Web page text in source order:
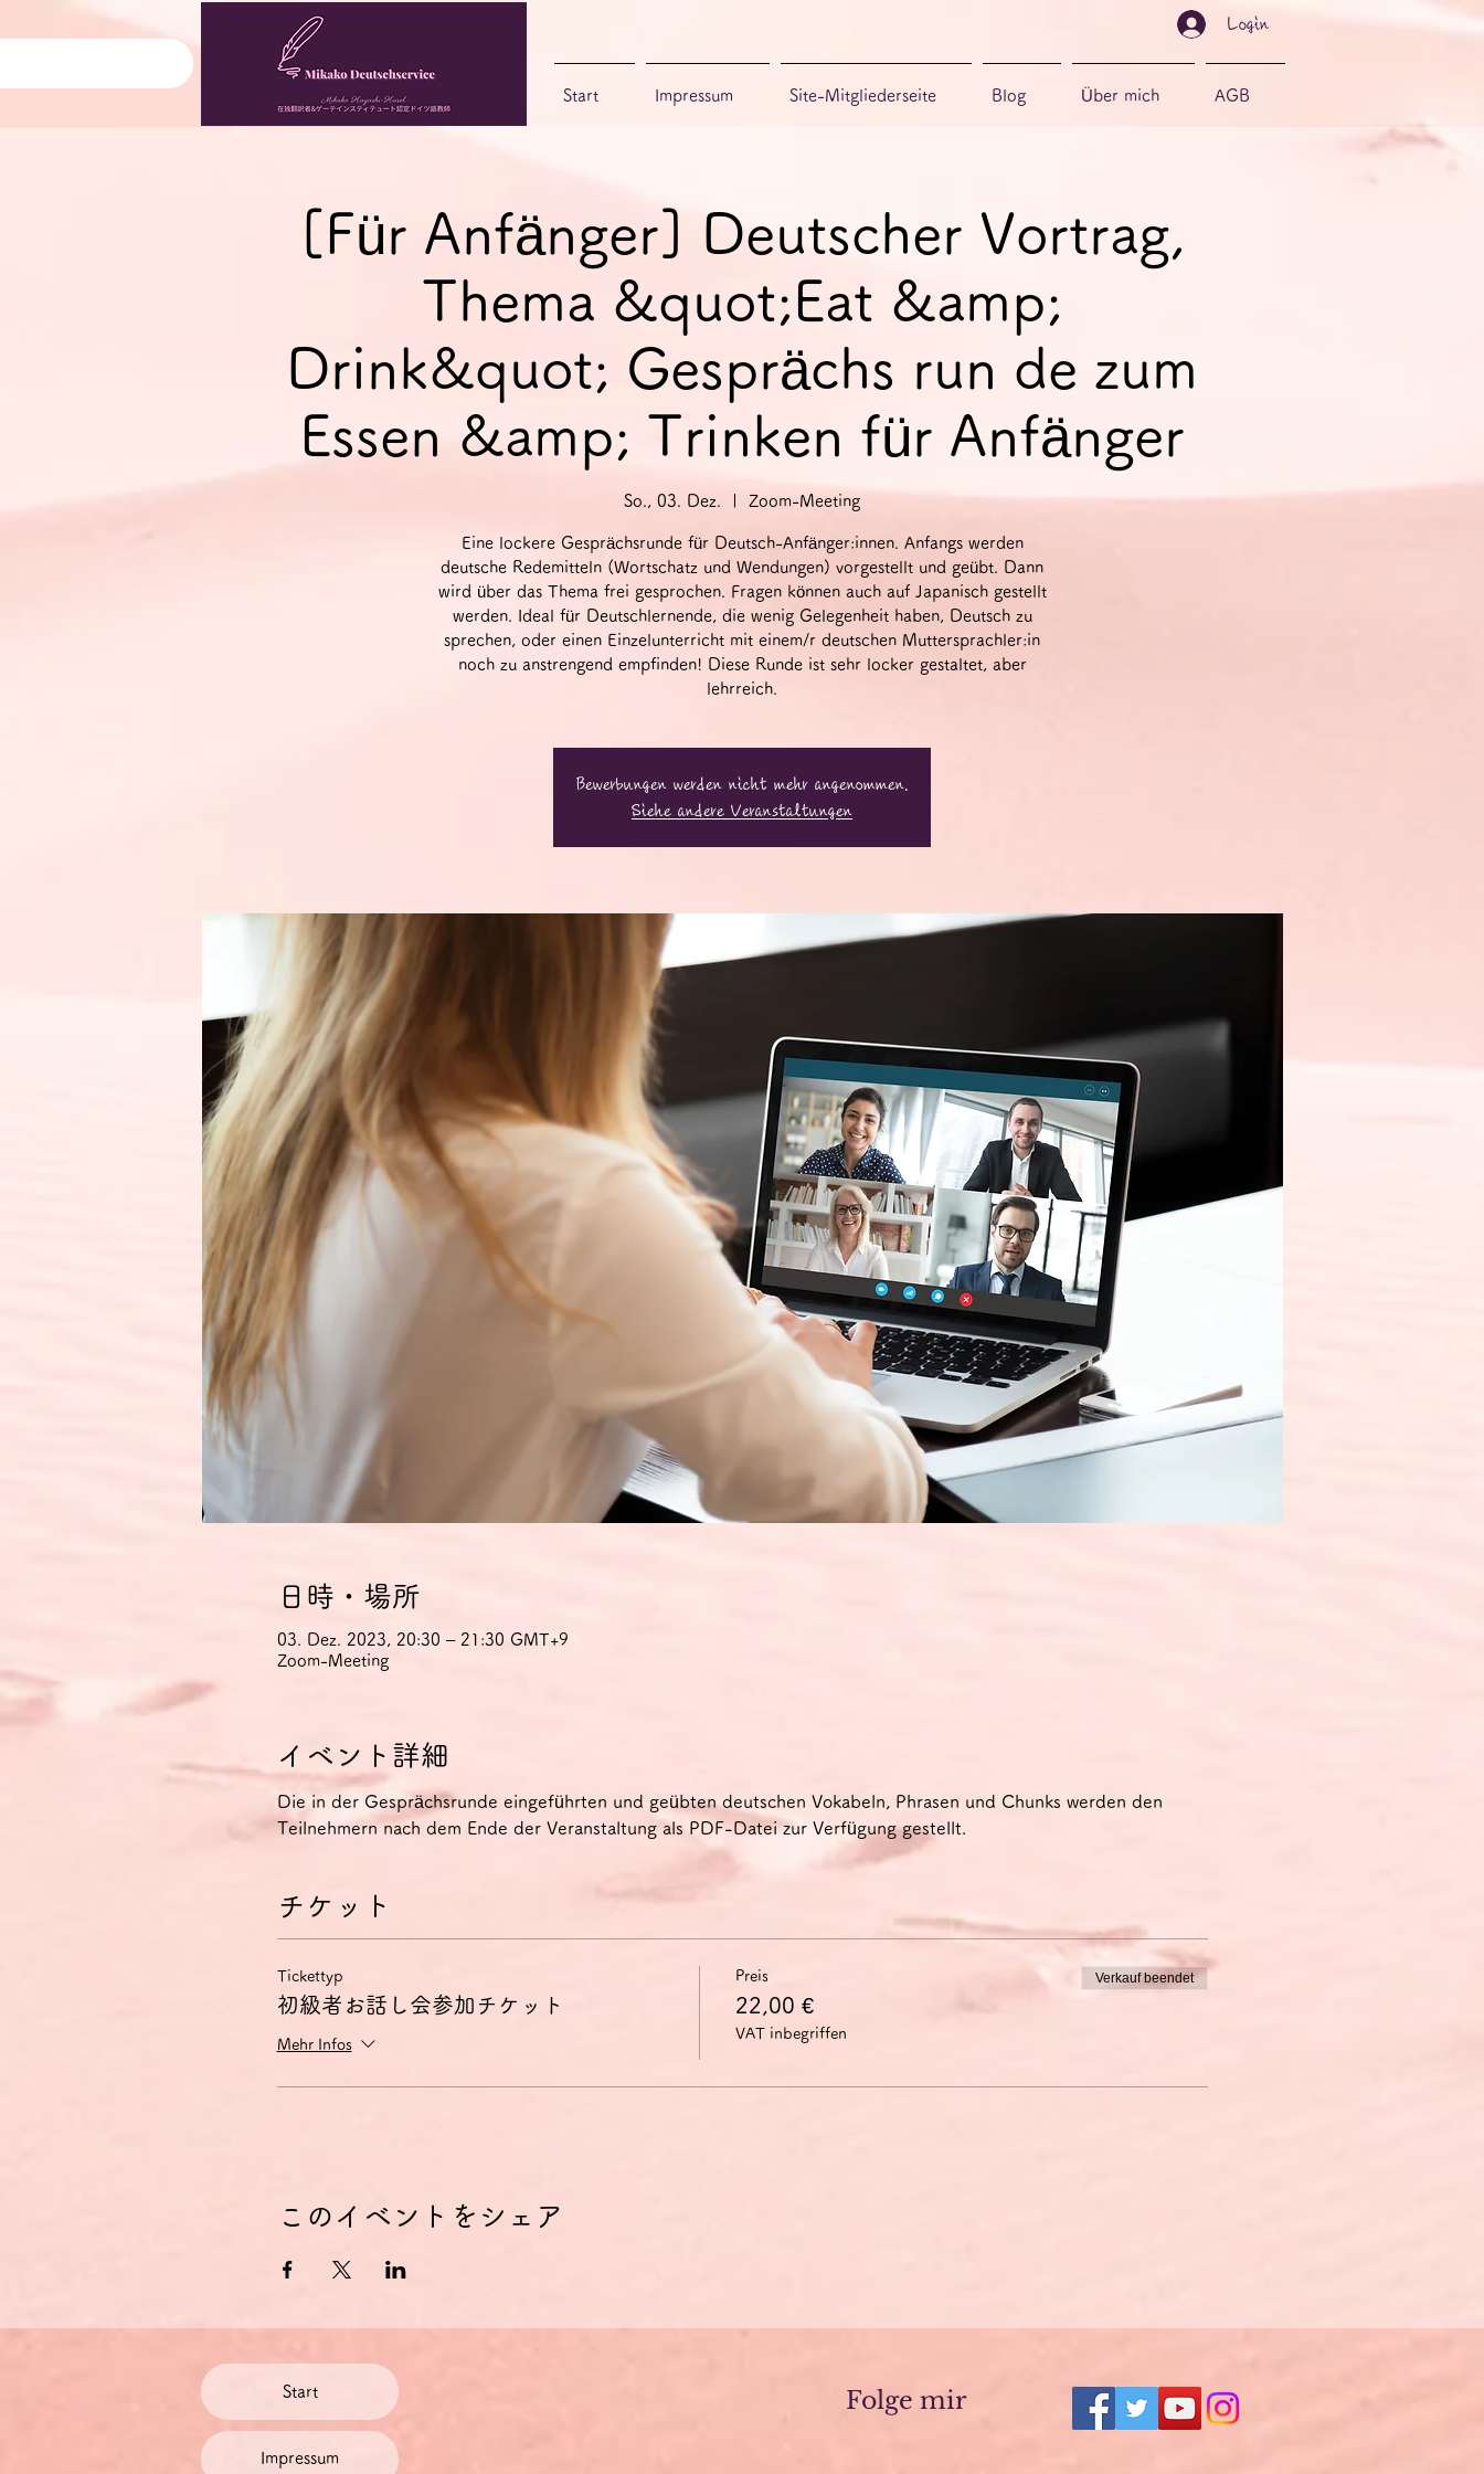
[Für Anfänger] Deutscher Vortrag,
Thema &quot;Eat &amp;
Drink&quot; Gesprächs run de zum
Essen &amp; Trinken für Anfänger
So., 03. Dez. Zoom-Meeting
Eine lockere Gesprächsrunde für Deutsch-Anfänger:innen. Anfangs werden
deutsche Redemitteln (Wortschatz und Wendungen) vorgestellt und geübt. Dann
wird über das Thema frei gesprochen. Fragen können auch auf Japanisch gestellt
werden. Ideal für Deutschlernende, die wenig Gelegenheit haben, Deutsch zu
sprechen, oder einen Einzelunterricht mit einem/r deutschen Muttersprachler:in
noch zu anstrengend empfinden! Diese Runde ist sehr locker gestaltet, aber
lehrreich.
Bewerbungen werden nicht mehr angenommen.
Siehe andere Veranstaltungen
日時・場所
03. Dez. 2023, 20:30 – 21:30 GMT+9
Zoom-Meeting
イベント詳細
Die in der Gesprächsrunde eingeführten und geübten deutschen Vokabeln, Phrasen und Chunks werden den
Teilnehmern nach dem Ende der Veranstaltung als PDF-Datei zur Verfügung gestellt.
チケット
Tickettyp
初級者お話し会参加チケット
Mehr Infos
Preis
22,00 €
VAT inbegriffen
Verkauf beendet
このイベントをシェア
Start Impressum Site-Mitgliederseite Blog Über mich AGB
Login
Start
Impressum
Folge mir